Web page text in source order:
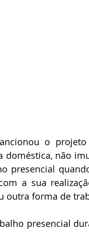
o
doméstica, não
presencial
a sua
outra forma de
presencial